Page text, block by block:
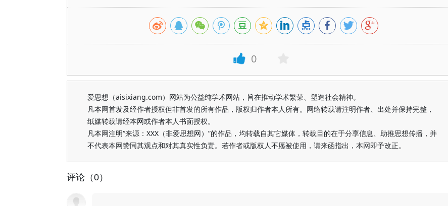
0
爱思想（aisixiang.com）网站为公益纯学术网站，旨在推动学术繁荣、塑造社会精神。
凡本网首发及经作者授权但非首发的所有作品，版权归作者本人所有。网络转载请注明作者、出处并保持完整，
纸媒转载请经本网或作者本人书面授权。
凡本网注明“来源：XXX（非爱思想网）”的作品，均转载自其它媒体，转载目的在于分享信息、助推思想传播，并
不代表本网赞同其观点和对其真实性负责。若作者或版权人不愿被使用，请来函指出，本网即予改正。
评论（0）